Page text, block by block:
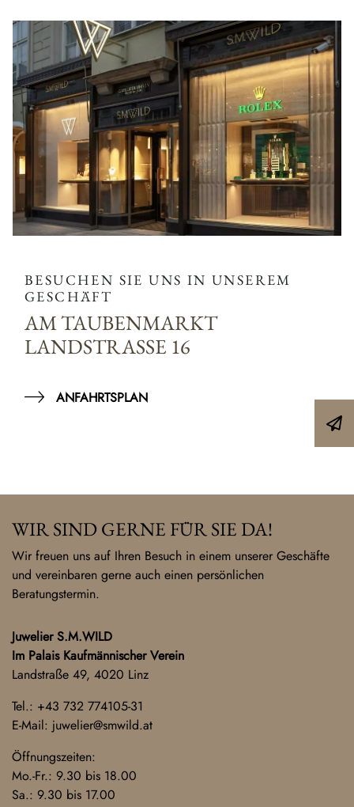
BESUCHEN SIE UNS IN UNSEREM
GESCHÄFT
AM TAUBENMARKT
LANDSTRASSE 16
ANFAHRTSPLAN
WIR SIND GERNE FÜR SIE DA!
Wir freuen uns auf Ihren Besuch in einem unserer Geschäfte
und vereinbaren gerne auch einen persönlichen
Beratungstermin.
Juwelier S.M.WILD
Im Palais Kaufmännischer Verein
Landstraße 49, 4020 Linz
Tel.: +43 732 774105-31
E-Mail: juwelier@smwild.at
Öffnungszeiten:
Mo.-Fr.: 9.30 bis 18.00
Sa.: 9.30 bis 17.00